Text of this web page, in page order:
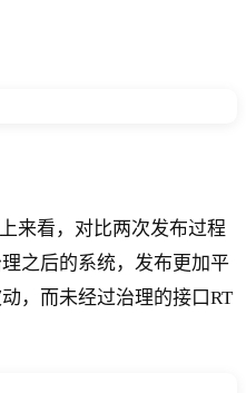
来看，对比两次发布过程
之后的系统，发布更加平
，而未经过治理的接口RT